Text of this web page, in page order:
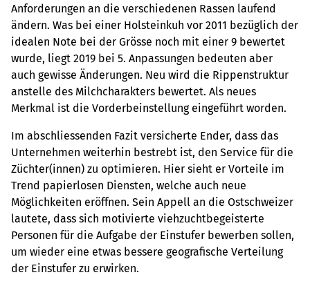
Anforderungen an die verschiedenen Rassen laufend
ändern. Was bei einer Holsteinkuh vor 2011 bezüglich der
idealen Note bei der Grösse noch mit einer 9 bewertet
wurde, liegt 2019 bei 5. Anpassungen bedeuten aber
auch gewisse Änderungen. Neu wird die Rippenstruktur
anstelle des Milchcharakters bewertet. Als neues
Merkmal ist die Vorderbeinstellung eingeführt worden.
Im abschliessenden Fazit versicherte Ender, dass das
Unternehmen weiterhin bestrebt ist, den Service für die
Züchter(innen) zu optimieren. Hier sieht er Vorteile im
Trend papierlosen Diensten, welche auch neue
Möglichkeiten eröffnen. Sein Appell an die Ostschweizer
lautete, dass sich motivierte viehzuchtbegeisterte
Personen für die Aufgabe der Einstufer bewerben sollen,
um wieder eine etwas bessere geografische Verteilung
der Einstufer zu erwirken.